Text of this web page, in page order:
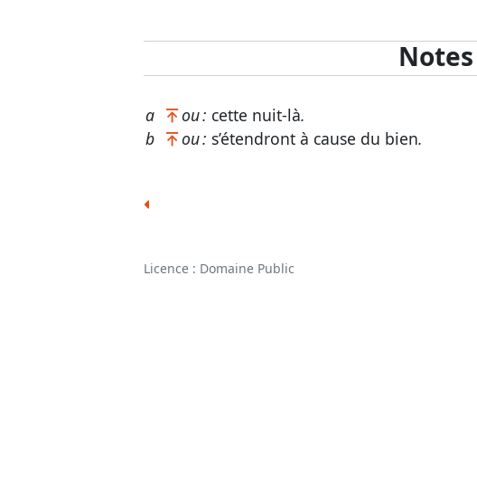
Notes
a ou : cette nuit-là.
b
ou : s’étendront à cause du bien.
Licence : Domaine Public